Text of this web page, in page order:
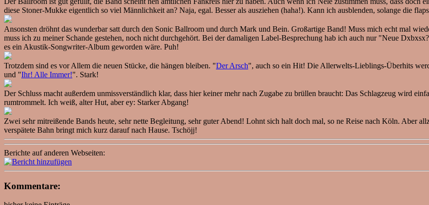
diese Stoner-Mukke eigentlich so viel Männlichkeit an? Naja, egal. Besser als ausziehen (haha!). Kann ich ausblenden, solange die
Ansonsten dröhnt das wunderbar satt durch den Sonic Ballroom und durch Mark und Bein. Großartige Band! Muss mich echt mal
muss ich zu meiner Schande gestehen, noch nicht durchgehört. Bei der damaligen Label-Besprechung hab ich auch nur "Neue
es ein Akustik-Songwriter-Album geworden wäre. Puh!
Trotzdem sind es vor Allem die neuen Stücke, die hängen bleiben. "Der Arsch", auch so ein Hit! Die Allerwelts-Lieblings-Überhits
und "Ihr! Alle Immer!". Stark!
Der Schluss macht außerdem unmissverständlich klar, dass hier keiner mehr nach Zugabe zu brüllen braucht: Das Schlagzeug wird
rumtrommelt. Ich weiß, alter Hut, aber ey: Starker Abgang!
Zwei sehr mitreißende Bands heute, sehr nette Begleitung, sehr guter Abend! Lohnt sich halt doch mal, so ne Reise nach Köln. Aber
verspätete Bahn bringt mich kurz darauf nach Hause. Tschöjj!
Berichte auf anderen Webseiten:
Kommentare: